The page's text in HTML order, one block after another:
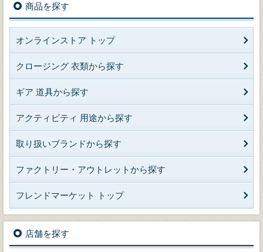
商品を探す
オンラインストア トップ
クロージング 衣類から探す
ギア 道具から探す
アクティビティ 用途から探す
取り扱いブランドから探す
ファクトリー・アウトレットから探す
フレンドマーケット トップ
店舗を探す